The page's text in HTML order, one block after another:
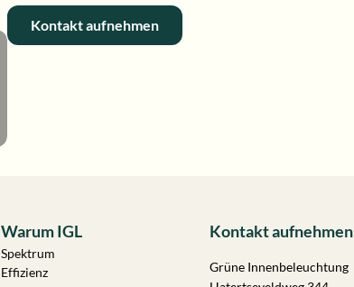
Kontakt aufnehmen
Warum IGL
Spektrum
Effizienz
Kontakt aufnehmen
Grüne Innenbeleuchtung